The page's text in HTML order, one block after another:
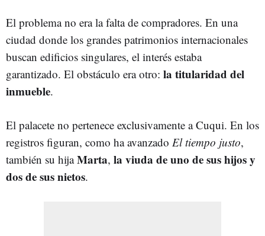
El problema no era la falta de compradores. En una
ciudad donde los grandes patrimonios internacionales
buscan edificios singulares, el interés estaba
garantizado. El obstáculo era otro: la titularidad del
inmueble.
El palacete no pertenece exclusivamente a Cuqui. En los
registros figuran, como ha avanzado El tiempo justo,
también su hijaMarta, la viuda de uno de sus hijos y
dos de sus nietos.